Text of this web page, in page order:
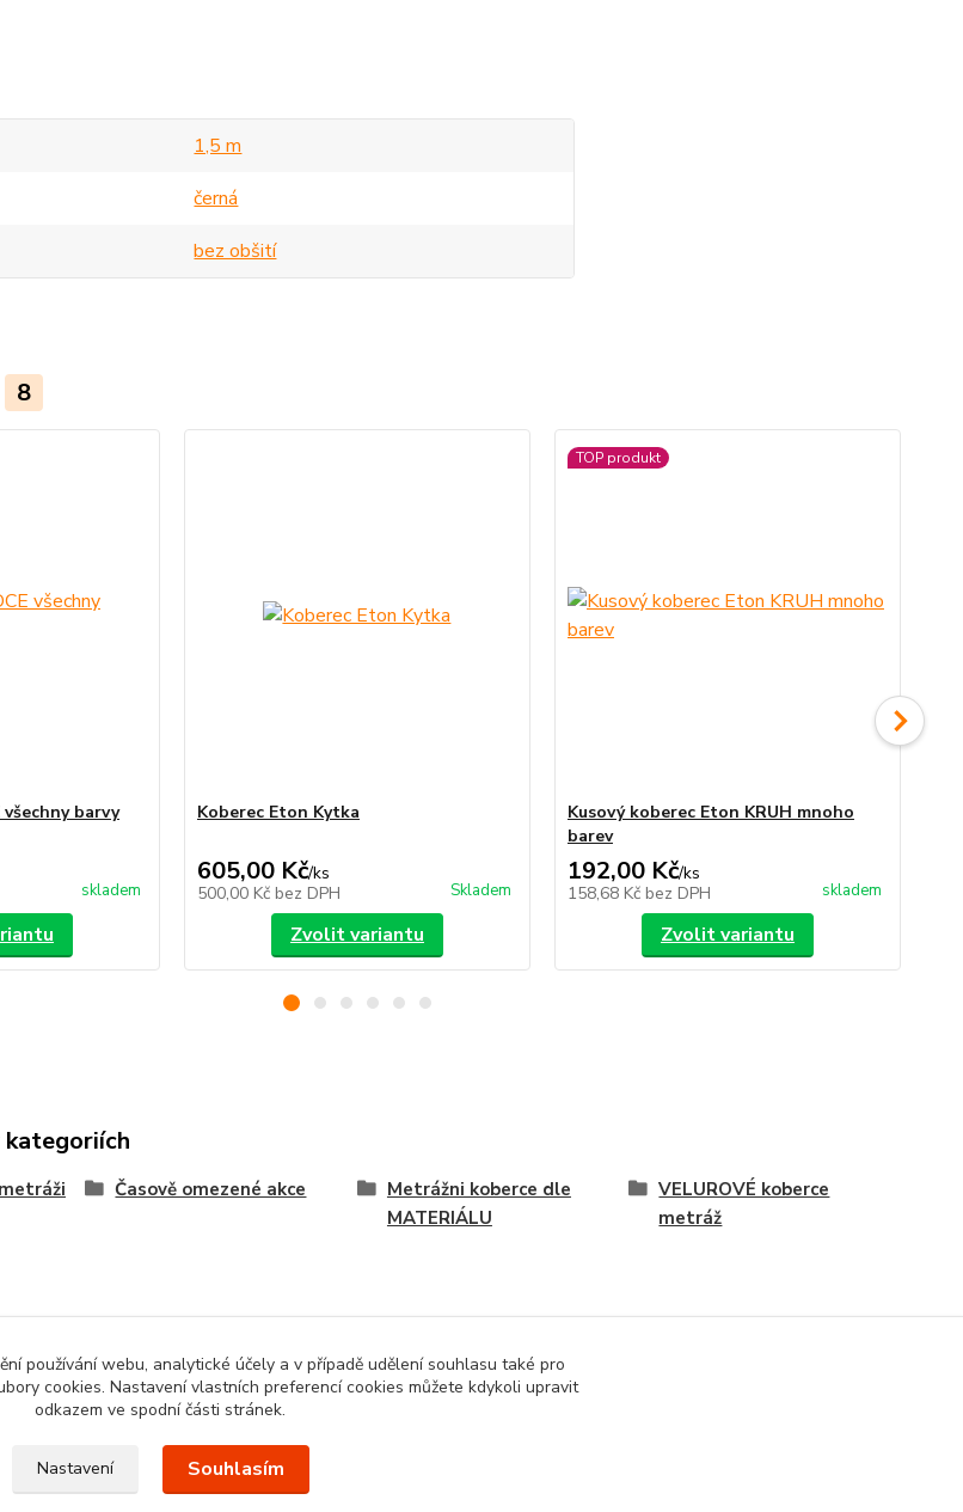
1,5 m
černá
bez obšití
8
všechny barvy
skladem
Koberec Eton Kytka
605,00 Kč/ks
500,00 Kč bez DPH Skladem
Zvolit variantu
TOP produkt
Kusový koberec Eton KRUH mnoho
barev
192,00 Kč/ks
158,68 Kč bez DPH skladem
Zvolit variantu
kategoriích
Časově omezené akce
Metrážni koberce dle
MATERIÁLU
VELUROVÉ koberce
metráž
používání webu, analytické účely a v případě udělení souhlasu také pro
cookies. Nastavení vlastních preferencí cookies můžete kdykoli upravit
odkazem ve spodní části stránek.
Nastavení Souhlasím